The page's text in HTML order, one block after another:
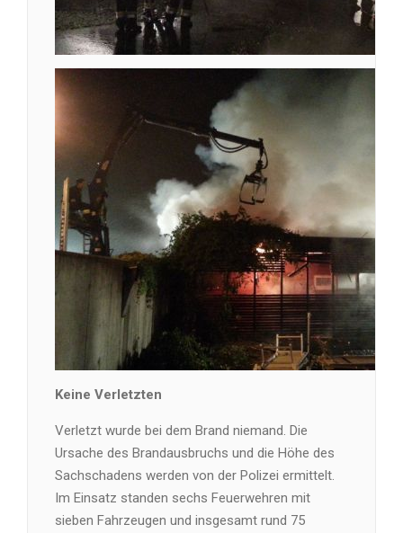
Keine Verletzten
Verletzt wurde bei dem Brand niemand. Die
Ursache des Brandausbruchs und die Höhe des
Sachschadens werden von der Polizei ermittelt.
Im Einsatz standen sechs Feuerwehren mit
sieben Fahrzeugen und insgesamt rund 75